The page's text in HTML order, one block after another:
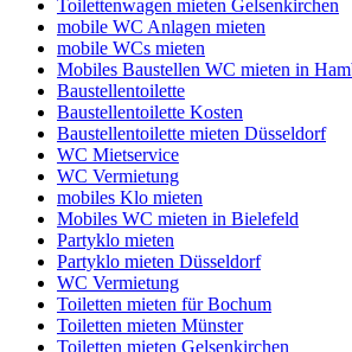
Toilettenwagen mieten Gelsenkirchen
mobile WC Anlagen mieten
mobile WCs mieten
Mobiles Baustellen WC mieten in
Baustellentoilette
Baustellentoilette Kosten
Baustellentoilette mieten Düsseldorf
WC Mietservice
WC Vermietung
mobiles Klo mieten
Mobiles WC mieten in Bielefeld
Partyklo mieten
Partyklo mieten Düsseldorf
WC Vermietung
Toiletten mieten für Bochum
Toiletten mieten Münster
Toiletten mieten Gelsenkirchen